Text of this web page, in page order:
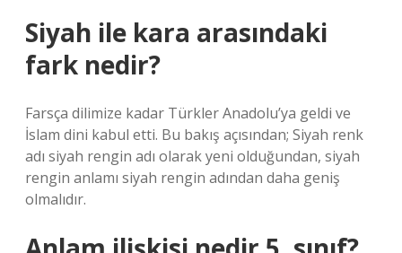
Siyah ile kara arasındaki
fark nedir?
Farsça dilimize kadar Türkler Anadolu’ya geldi ve
İslam dini kabul etti. Bu bakış açısından; Siyah renk
adı siyah rengin adı olarak yeni olduğundan, siyah
rengin anlamı siyah rengin adından daha geniş
olmalıdır.